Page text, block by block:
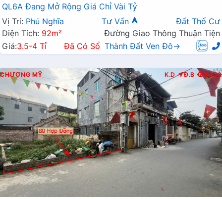
QL6A Đang Mở Rộng Giá Chỉ Vài Tỷ
Vị Trí: Phú Nghĩa Tư Vấn
Đất Thổ Cư
Diện Tích: 92m²
Đường Giao Thông Thuận Tiện
Giá:3.5-4 Tỉ Đã Có Sổ Thành Đất Ven Đô→
CHƯƠNG MỸ K.D Đ.B 5033